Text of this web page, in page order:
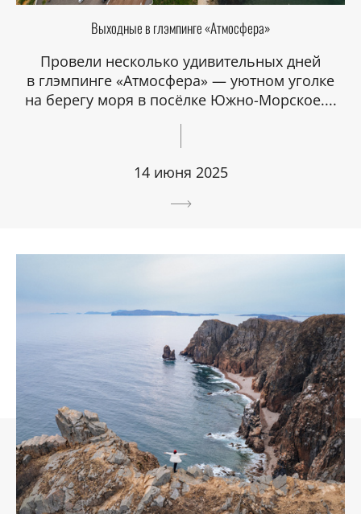
Выходные в глэмпинге «Атмосфера»
Провели несколько удивительных дней
в глэмпинге «Атмосфера» — уютном уголке
на берегу моря в посёлке Южно-Морское....
14 июня 2025